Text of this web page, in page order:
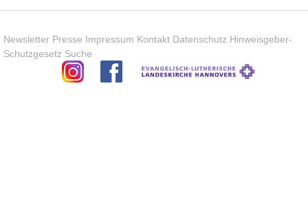
Newsletter Presse Impressum Kontakt Datenschutz Hinweisgeber-
Schutzgesetz Suche